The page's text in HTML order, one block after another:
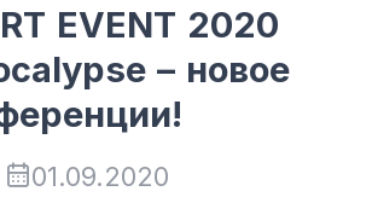
EVENT 2020
– новое
01.09.2020